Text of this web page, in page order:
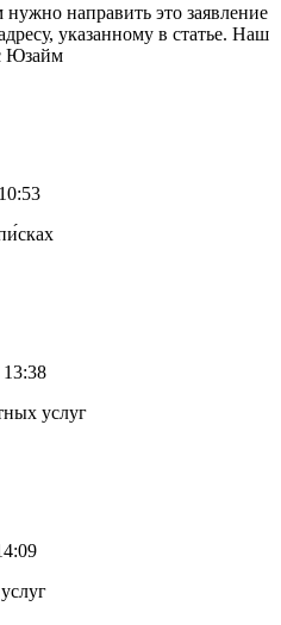
нужно направить это заявление
указанному в статье. Наш
Юзайм
услуг